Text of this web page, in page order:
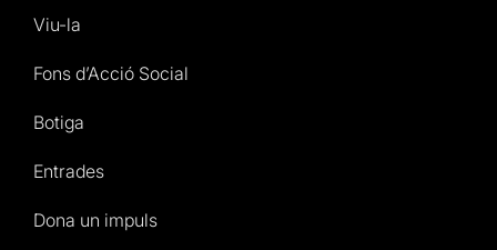
Viu-la
Fons d’Acció Social
Botiga
Entrades
Dona un impuls